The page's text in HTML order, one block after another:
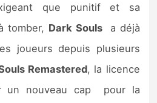
que punitif et sa
tomber, Dark Souls
a déjà
joueurs depuis plusieurs
Remastered, la licence
un nouveau cap pour la